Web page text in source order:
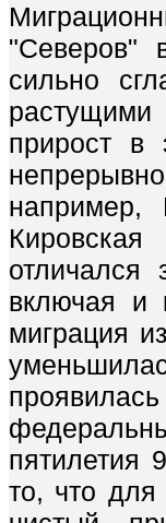
"Северов"
сильно
прирост в
например,
включая и
миграция
пятилетия
то, что для